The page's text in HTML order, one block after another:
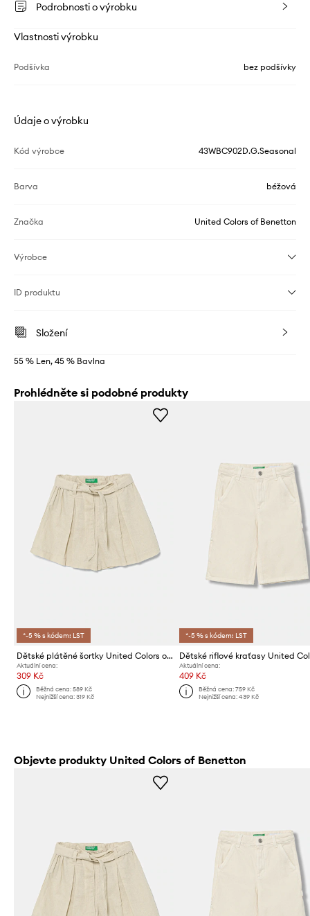
Podrobnosti o výrobku
Vlastnosti výrobku
Podšívka bez podšívky
Údaje o výrobku
Kód výrobce 43WBC902D.G.Seasonal
Barva béžová
Značka United Colors of Benetton
Výrobce
ID produktu
Složení
55 % Len, 45 % Bavlna
Prohlédněte si podobné produkty
*-5 % s kódem: LST
Dětské plátěné šortky United Colors of Benetton
Aktuální cena:
309 Kč
Běžná cena:589 Kč
Nejnižší cena:319 Kč
*-5 % s kódem: LST
Aktuální cena:
409 Kč
Běžná cena: 759 Kč
Nejnižší cena: 439 Kč
Objevte produkty United Colors of Benetton